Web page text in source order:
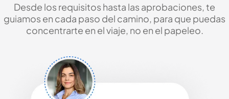
Desde los requisitos hasta las aprobaciones, te
guiamos en cada paso del camino, para que puedas
concentrarte en el viaje, no en el papeleo.